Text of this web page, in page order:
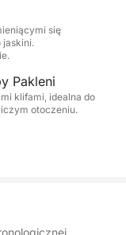
plażach,
do
dotrzeć tylko
z udogodnień
się
jaskini.
Pakleni
klifami, idealna do
otoczeniu.